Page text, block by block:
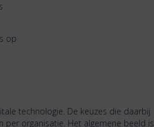
op
technologie. De keuzes die daarbij
organisatie. Het algemene beeld is